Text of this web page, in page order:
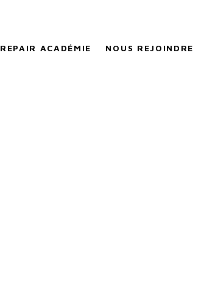
REPAIR ACADÉMIE NOUS REJOINDRE